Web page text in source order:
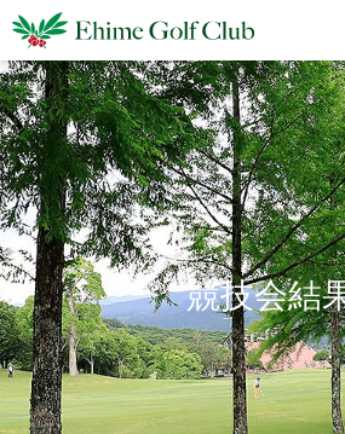
新着情報
コース情報
料金
クラブハウス
レストラン
年間スケジュール
競技会結